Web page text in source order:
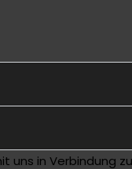
uns in Verbindung